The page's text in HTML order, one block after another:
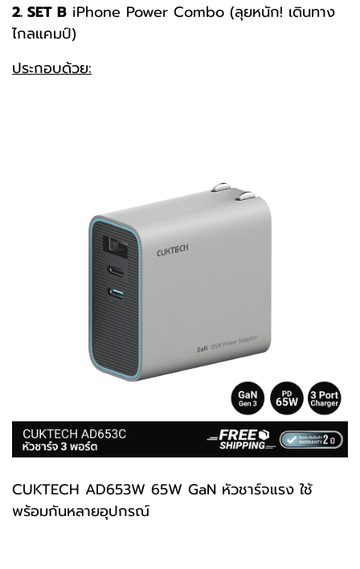
2. SET B iPhone Power Combo (ลุยหนัก! เดินทาง
ไกลแคมป์)
ประกอบด้วย:
CUKTECH AD653W 65W GaN หัวชาร์จแรง ใช้
พร้อมกันหลายอุปกรณ์